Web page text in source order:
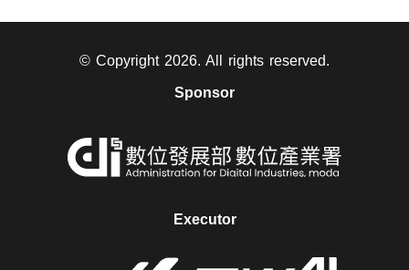
© Copyright 2026. All rights reserved.
Sponsor
另
窗
Executor